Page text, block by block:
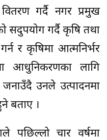
गर्दै नगर प्रमुख
सदुपयोग गर्दै कृषि तथा
र कृषिमा आत्मनिर्भर
आधुनिकरणका लागि
जनाउँदै उनले उत्पादनमा
बताए ।
पछिल्लो चार वर्षमा